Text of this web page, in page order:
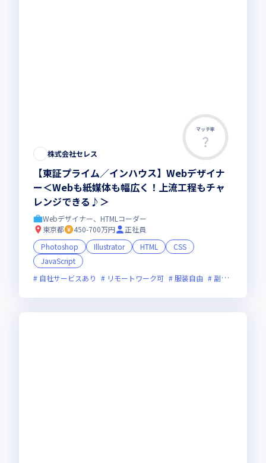
マッチ率
株式会社セレス
【東証プライム／インハウス】Webデザイナ
ー＜Webも紙媒体も幅広く！上流工程もチャ
レンジできる♪＞
Webデザイナー、HTMLコーダー
東京都
450-700万円
正社員
Photoshop
Illustrator HTML
CSS
JavaScript
自社サービスあり
リモートワーク可 服装自由 副業可